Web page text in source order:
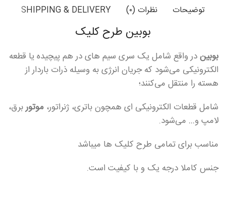
توضیحات نظرات (۰) SHIPPING & DELIVERY
بوبین طرح کلیک
بوبیندر واقع شامل یک سری سیم های در هم پیچیده یا قطعه
الکترونیکی می‌شود که جریان انرژی به وسیله ذرات باردار از
هسته را منتقل می‌کنند؛
شامل قطعات الکترونیکی ای همچون باتری، ژنراتور، موتوربرق،
لامپ و… می‌شود.
مناسب برای تمامی طرح کلیک ها میباشد
جنس کاملا درجه یک و با کیفیت است.